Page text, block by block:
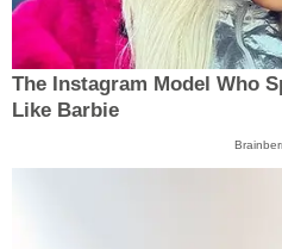
The Instagram Model Who
Like Barbie